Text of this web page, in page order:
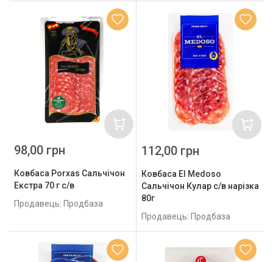
Ковбаса Porxas Сальчічон
Екстра 70 г с/в
Продавець: Продбаза
98,00 грн
Ковбаса El Medoso
Сальчічон Кулар с/в нарізка
80г
Продавець: Продбаза
112,00 грн